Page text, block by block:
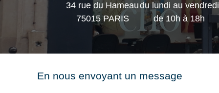
34 rue du Hameau
75015 PARIS
du lundi au vendredi
de 10h à 18h
En nous envoyant un message